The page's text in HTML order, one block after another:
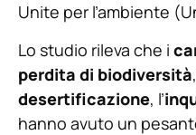
Unite per l’ambiente
Lo studio rileva che i
perdita di biodiversità
desertificazione, l’
hanno avuto un